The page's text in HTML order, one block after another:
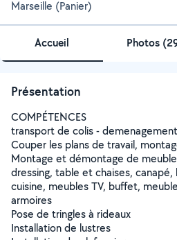
Marseille (Panier)
Accueil Photos (
Présentation
COMPÉTENCES
transport de colis - demenagement
Couper les plans de travail,
Montage et démontage de
dressing, table et chaises,
cuisine, meubles TV, buffet,
armoires
Pose de tringles à rideaux
Installation de lustres